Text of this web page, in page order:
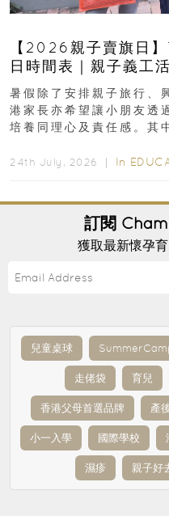
【2026親子賣旗日
日時間表｜親子義工
暑假除了安排親子旅行、
港家長亦希望讓小朋友透
培養同理心及責任感。其
24th July, 2026 ｜ In
訂閱
獲取最新懷孕
兒童桌球
走佬袋 育兒
香港父母首選品牌 產
小一入學 國際學校
濕疹 親子好